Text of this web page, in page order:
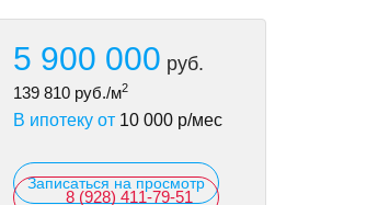
5 900 000 руб.
139 810 руб./м2
В ипотеку от 10 000 р/мес
Записаться на просмотр
8 (928) 411-79-51